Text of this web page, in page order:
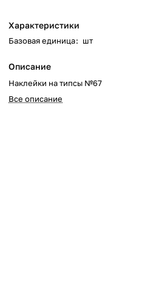
Характеристики
Базовая единица: шт
Описание
Наклейки на типсы №67
Все описание